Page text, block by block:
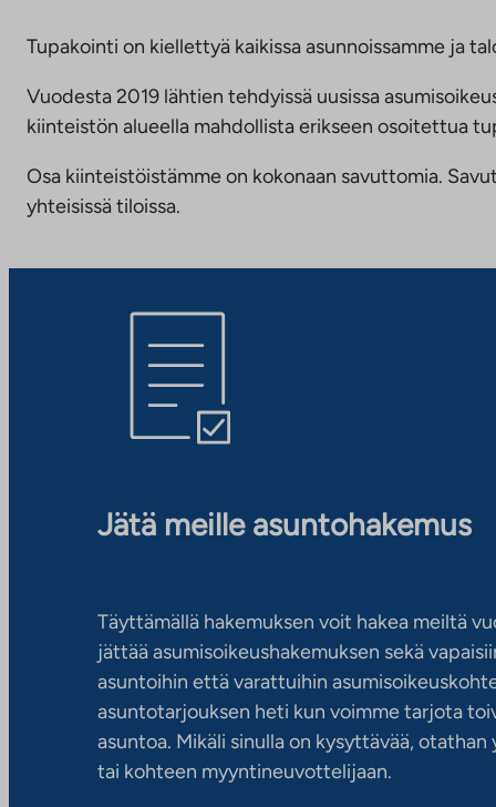
Tupakointi on kiellettyä kaikissa asunnoissamme ja
Vuodesta 2019 lähtien tehdyissä uusissa
kiinteistön alueella mahdollista erikseen osoitettua
Osa kiinteistöistämme on kokonaan savuttomia.
yhteisissä tiloissa.
Jätä meille asuntohakemus
Täyttämällä hakemuksen voit hakea meiltä
jättää asumisoikeushakemuksen sekä
asuntoihin että varattuihin
asuntotarjouksen heti kun voimme tarjota
asuntoa. Mikäli sinulla on kysyttävää,
tai kohteen myyntineuvottelijaan.